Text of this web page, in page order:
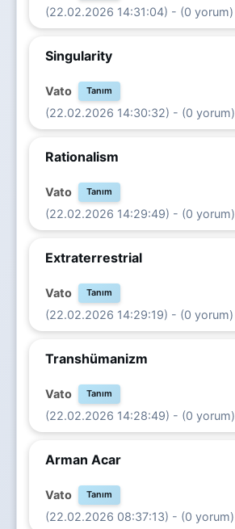
(22.02.2026 14:31:04) - (0 yorum)
Singularity
Vato Tanım
(22.02.2026 14:30:32) - (0 yorum)
Rationalism
Vato Tanım
(22.02.2026 14:29:49) - (0 yorum)
Extraterrestrial
Vato Tanım
(22.02.2026 14:29:19) - (0 yorum)
Transhümanizm
Vato Tanım
(22.02.2026 14:28:49) - (0 yorum)
Arman Acar
Vato Tanım
(22.02.2026 08:37:13) - (0 yorum)